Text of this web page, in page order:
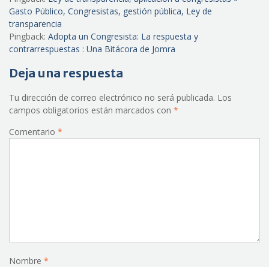
Gasto Público, Congresistas, gestión pública, Ley de
transparencia
Pingback: Adopta un Congresista: La respuesta y
contrarrespuestas : Una Bitácora de Jomra
Deja una respuesta
Tu dirección de correo electrónico no será publicada. Los
campos obligatorios están marcados con *
Comentario *
Nombre *